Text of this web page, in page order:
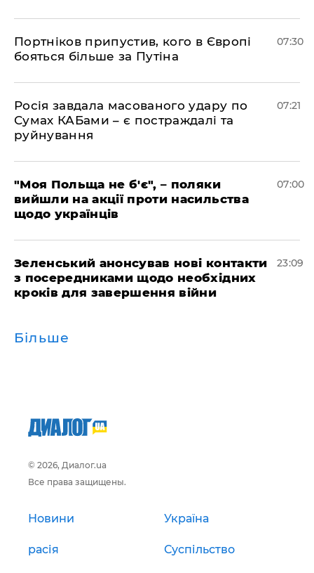
Портніков припустив, кого в Європі
бояться більше за Путіна
07:30
Росія завдала масованого удару по
Сумах КАБами – є постраждалі та
руйнування
07:21
"Моя Польща не б'є", – поляки
вийшли на акції проти насильства
щодо українців
07:00
Зеленський анонсував нові контакти
з посередниками щодо необхідних
кроків для завершення війни
23:09
Більше
© 2026, Диалог.ua
Все права защищены.
Новини Україна
расія Суспільство